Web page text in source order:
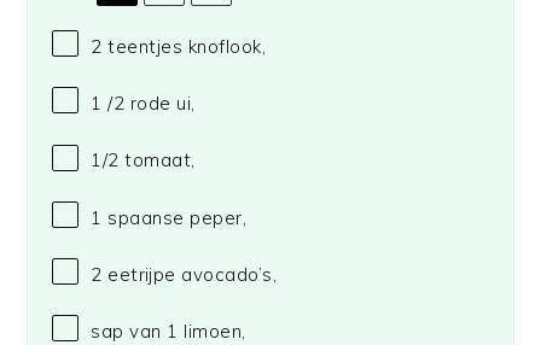
2 teentjes knoflook,
1 /2 rode ui,
1/2 tomaat,
1 spaanse peper,
2 eetrijpe avocado’s,
sap van 1 limoen,